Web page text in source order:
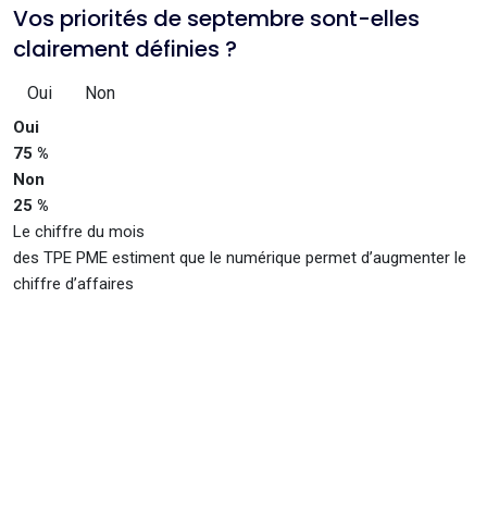
Vos priorités de septembre sont-elles
clairement définies ?
Oui Non
Oui
75 %
Non
25 %
Le chiffre du mois
des TPE PME estiment que le numérique permet d’augmenter le
chiffre d’affaires